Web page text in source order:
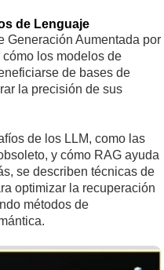
de Lenguaje
Generación Aumentada por
los modelos de
de bases de
la precisión de sus
de los LLM, como las
y cómo RAG ayuda
se describen técnicas de
optimizar la recuperación
métodos de